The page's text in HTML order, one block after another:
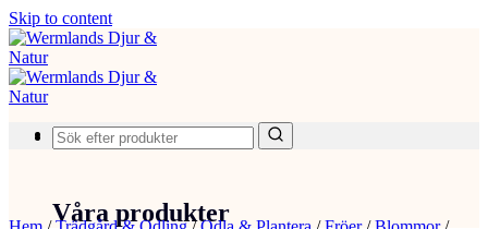
Skip to content
Produkter
Våra produkter